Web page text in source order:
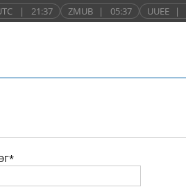
| 21:37 ZMUB | 05:37 UUEE |